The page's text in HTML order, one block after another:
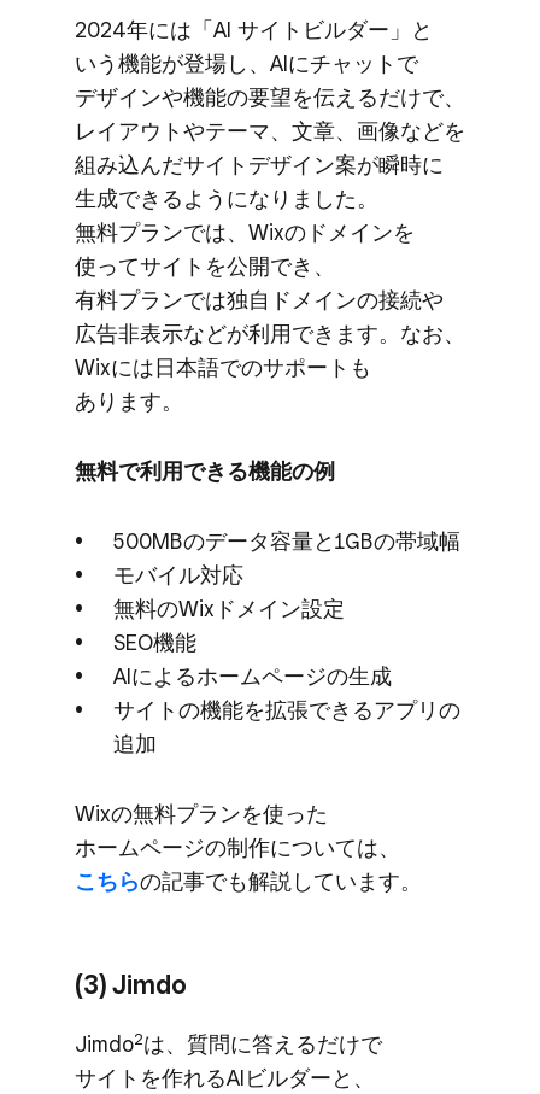
2024年には​「AI サイトビルダー」と​
いう​機能が​登場し、​AIに​チャットで​
デザインや​機能の​要望を​伝えるだけで、​
レイアウトや​テーマ、​文章、​画像などを​
組み込んだ​サイトデザイン案が​瞬時に​
生成できるようになりました。​
無料プランでは、​Wixの​ドメインを​
使って​サイトを​公開でき、​
有料プランでは​独自ドメインの​接続や​
広告非​表示などが​利用できます。​なお、​
Wixには​日本語での​​サポートも​​
あります。​​
無料で​​利用できる​​機能の​​例
500MBの​データ容量と​1GBの​帯域幅
モバイル対応
無料の​Wixドメイン設定
SEO機能
AIに​よる​ホームページの​生成
サイトの​​機能を​​拡張できる​​アプリの​​
追加
Wixの​無料プランを​使った​
ホームページの​制作に​ついては、
こちらの​記事でも​解説しています。
(3) Jimdo
Jimdo2は、​質問に​答えるだけで​
サイトを​作れる​AIビルダーと、​